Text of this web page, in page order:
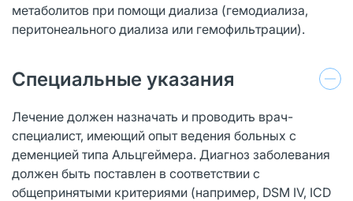
метаболитов при помощи диализа (гемодиализа,
перитонеального диализа или гемофильтрации).
Специальные указания
Лечение должен назначать и проводить врач-
специалист, имеющий опыт ведения больных с
деменцией типа Альцгеймера. Диагноз заболевания
должен быть поставлен в соответствии с
общепринятыми критериями (например, DSM IV, ICD